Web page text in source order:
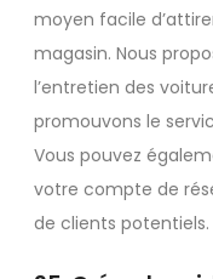
moyen facile
magasin. Nous
l’entretien des
promouvons le
Vous pouvez
votre compte de
de clients potentiels.